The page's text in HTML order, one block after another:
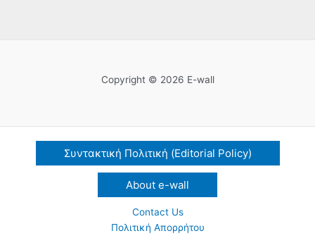
Copyright © 2026 E-wall
Συντακτική Πολιτική (Editorial Policy)
About e-wall
Contact Us
Πολιτική Απορρήτου